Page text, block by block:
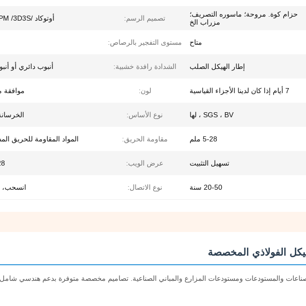
حزام كوة. مروحة؛ ماسوره التصريف؛
مزراب الخ
تصميم الرسم: أوتوكاد /PKPM /3D3S/تكلا
متاح مستوى التفجير بالرصاص:
إطار الهيكل الصلب الشدادة رافدة خشبية: أنبوب دائري أو
7 أيام إذا كان لدينا الأجزاء القياسية لون:
SGS ، BV ، لها نوع الأساس:
5-28 ملم مقاومة الحريق: المواد المقاومة للحريق
تسهيل التثبيت عرض الويب: 7-
20-50 سنة نوع الاتصال: انسحب،
الفولاذي المخصصة
والمستودعات ومستودعات المزارع والمباني الصناعية. تصاميم مخصصة متوفرة بدعم هندسي شامل.